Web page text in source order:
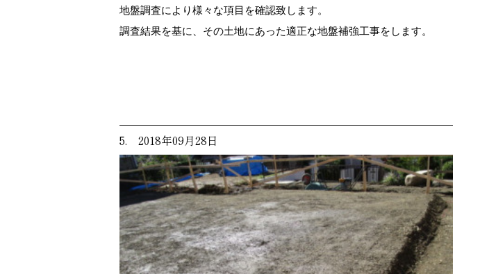
地盤調査により様々な項目を確認致します。
調査結果を基に、その土地にあった適正な地盤補強工事をします。
5. 2018年09月28日